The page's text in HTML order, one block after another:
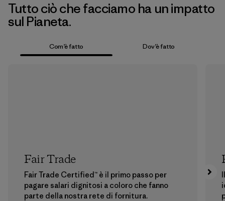
Tutto ciò che facciamo ha un impatto
sul Pianeta.
Com’è fatto Dov’è fatto
Fair Trade
Fair Trade Certified™ è il primo passo per
pagare salari dignitosi a coloro che fanno
parte della nostra rete di fornitura.